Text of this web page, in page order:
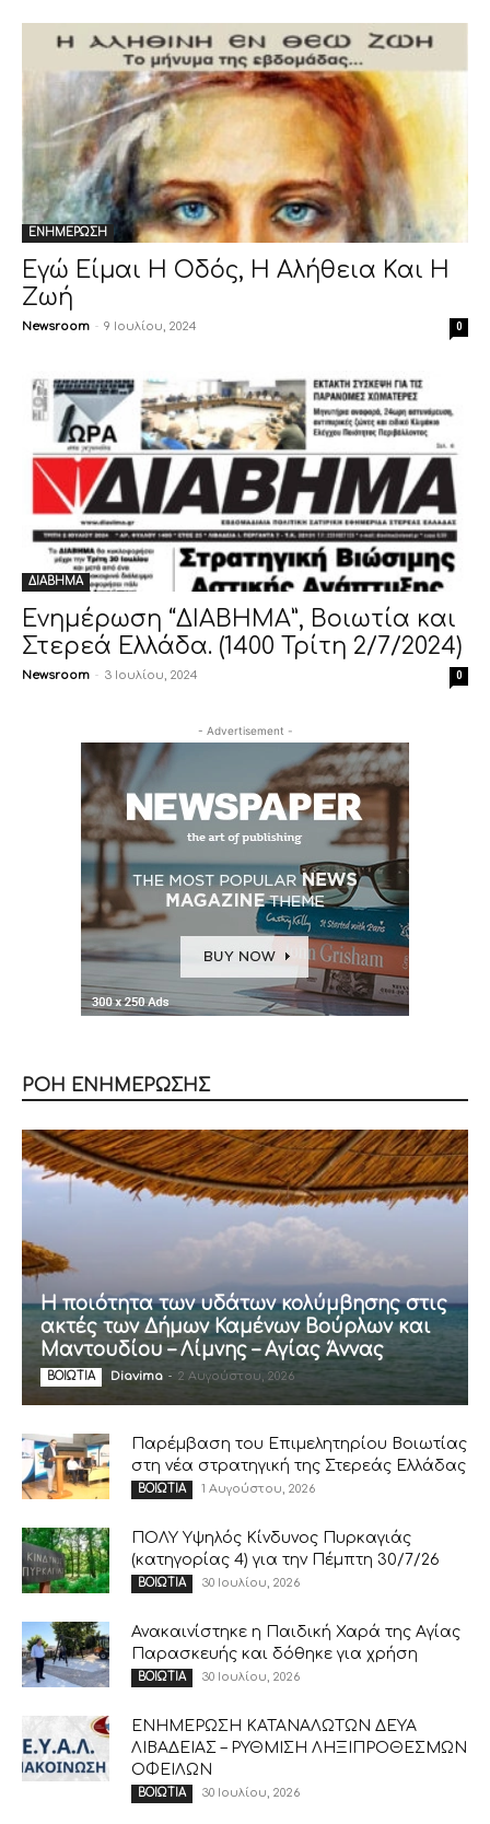
ΕΝΗΜΕΡΩΣΗ
Εγώ Είμαι Η Οδός, Η Αλήθεια Και Η
Ζωή
Newsroom - 9 Ιουλίου, 2024 0
ΔΙΑΒΗΜΑ
Ενημέρωση “ΔΙΑΒΗΜΑ”, Βοιωτία και
Στερεά Ελλάδα. (1400 Τρίτη 2/7/2024)
Newsroom - 3 Ιουλίου, 2024 0
- Advertisement -
ΡΟΗ ΕΝΗΜΕΡΩΣΗΣ
Η ποιότητα των υδάτων κολύμβησης στις
ακτές των Δήμων Καμένων Βούρλων και
Μαντουδίου – Λίμνης – Αγίας Άννας
ΒΟΙΩΤΙΑ Diavima - 2 Αυγούστου, 2026
Παρέμβαση του Επιμελητηρίου Βοιωτίας
στη νέα στρατηγική της Στερεάς Ελλάδας
ΒΟΙΩΤΙΑ 1 Αυγούστου, 2026
ΠΟΛΥ Υψηλός Κίνδυνος Πυρκαγιάς
(κατηγορίας 4) για την Πέμπτη 30/7/26
ΒΟΙΩΤΙΑ 30 Ιουλίου, 2026
Ανακαινίστηκε η Παιδική Χαρά της Αγίας
Παρασκευής και δόθηκε για χρήση
ΒΟΙΩΤΙΑ 30 Ιουλίου, 2026
ΕΝΗΜΕΡΩΣΗ ΚΑΤΑΝΑΛΩΤΩΝ ΔΕΥΑ
ΛΙΒΑΔΕΙΑΣ – ΡΥΘΜΙΣΗ ΛΗΞΙΠΡΟΘΕΣΜΩΝ
ΟΦΕΙΛΩΝ
ΒΟΙΩΤΙΑ 30 Ιουλίου, 2026